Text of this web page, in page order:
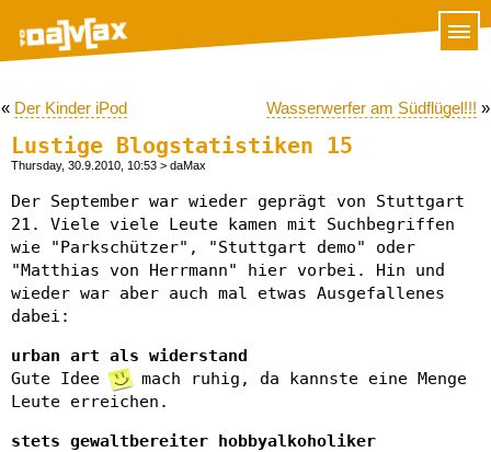
« Der Kinder iPod Wasserwerfer am Südflügel!!! »
Lustige Blogstatistiken 15
Thursday, 30.9.2010, 10:53 > daMax
Der September war wieder geprägt von Stuttgart
21. Viele viele Leute kamen mit Suchbegriffen
wie "Parkschützer", "Stuttgart demo" oder
"Matthias von Herrmann" hier vorbei. Hin und
wieder war aber auch mal etwas Ausgefallenes
dabei:
urban art als widerstand
Gute Idee
mach ruhig, da kannste eine Menge
Leute erreichen.
stets gewaltbereiter hobbyalkoholiker